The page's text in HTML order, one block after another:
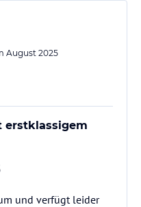
August 2025
erstklassigem
und verfügt leider